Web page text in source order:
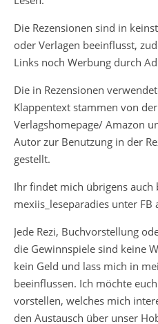
Die Rezensionen sind in
oder Verlagen beeinflusst,
Links noch Werbung durch
Die in Rezensionen
Klappentext stammen von
Verlagshomepage/ Amazon
Autor zur Benutzung in der
gestellt.
Ihr findet mich übrigens auch
mexiis_leseparadies unter FB
Jede Rezi, Buchvorstellung
die Gewinnspiele sind keine
kein Geld und lass mich in
beeinflussen. Ich möchte
vorstellen, welches mich
den Austausch über unser